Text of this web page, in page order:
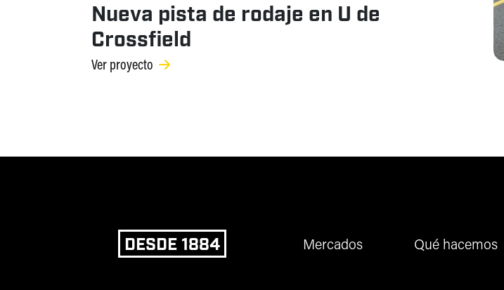
Nueva pista de rodaje en U de
Crossfield
Ver proyecto
DESDE 1884 Mercados Qué hacemos